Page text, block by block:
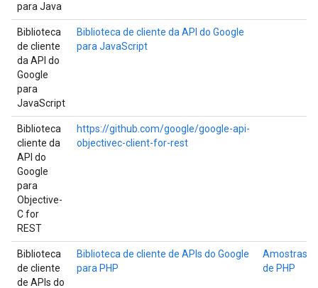
para Java
Biblioteca
de cliente
da API do
Google
para
JavaScript
Biblioteca de cliente da API do Google
para JavaScript
Biblioteca
cliente da
API do
Google
para
Objective-
C for
REST
https://github.com/google/google-api-
objectivec-client-for-rest
Biblioteca
de cliente
de APIs do
Biblioteca de cliente de APIs do Google
para PHP
Amostras
de PHP